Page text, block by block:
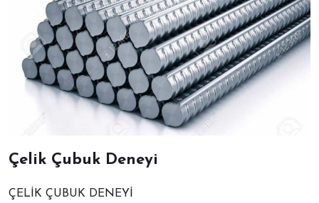
Çelik Çubuk Deneyi
ÇELİK ÇUBUK DENEYİ